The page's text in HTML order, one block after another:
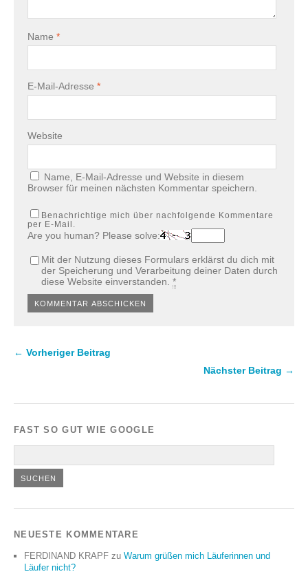
Name *
E-Mail-Adresse *
Website
Name, E-Mail-Adresse und Website in diesem
Browser für meinen nächsten Kommentar speichern.
Benachrichtige mich über nachfolgende Kommentare
per E-Mail.
Are you human? Please solve:
Mit der Nutzung dieses Formulars erklärst du dich mit
der Speicherung und Verarbeitung deiner Daten durch
diese Website einverstanden. *
← Vorheriger Beitrag
Nächster Beitrag →
FAST SO GUT WIE GOOGLE
NEUESTE KOMMENTARE
FERDINAND KRAPF zu Warum grüßen mich Läuferinnen und
Läufer nicht?